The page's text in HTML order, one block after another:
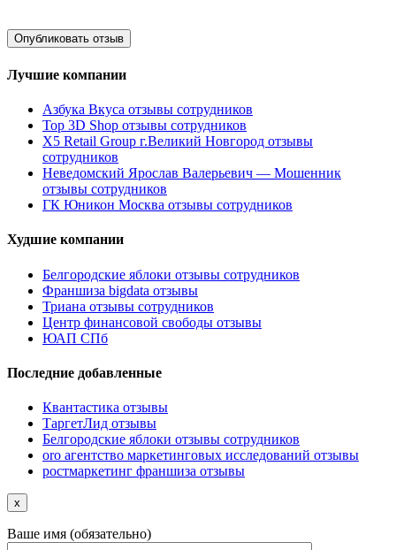
Лучшие компании
Азбука Вкуса отзывы сотрудников
Top 3D Shop отзывы сотрудников
X5 Retail Group г.Великий Новгород отзывы
сотрудников
Неведомский Ярослав Валерьевич — Мошенник
отзывы сотрудников
ГК Юникон Москва отзывы сотрудников
Худшие компании
Белгородские яблоки отзывы сотрудников
Франшиза bigdata отзывы
Триана отзывы сотрудников
Центр финансовой свободы отзывы
ЮАП СПб
Последние добавленные
Квантастика отзывы
ТаргетЛид отзывы
Белгородские яблоки отзывы сотрудников
oro агентство маркетинговых исследований отзывы
ростмаркетинг франшиза отзывы
x
Ваше имя (обязательно)